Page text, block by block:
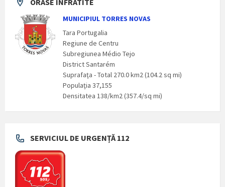
ORASE INFRATITE
MUNICIPIUL TORRES NOVAS
Tara Portugalia
Regiune de Centru
Subregiunea Médio Tejo
District Santarém
Suprafaţa - Total 270.0 km2 (104.2 sq mi)
Populaţia 37,155
Densitatea 138/km2 (357.4/sq mi)
SERVICIUL DE URGENȚĂ 112